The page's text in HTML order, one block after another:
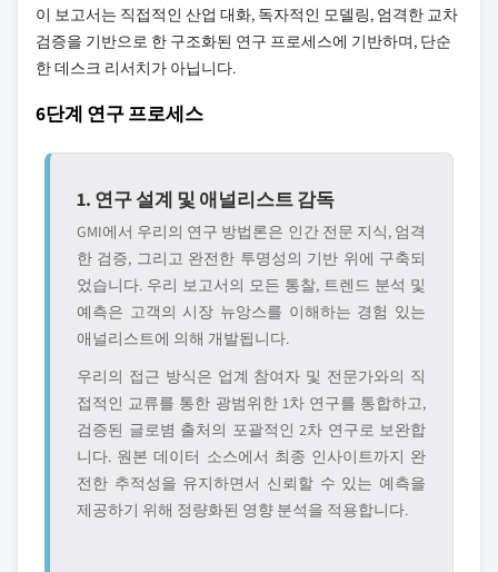
이 보고서는 직접적인 산업 대화, 독자적인 모델링, 엄격한 교차
검증을 기반으로 한 구조화된 연구 프로세스에 기반하며, 단순
한 데스크 리서치가 아닙니다.
6단계 연구 프로세스
1. 연구 설계 및 애널리스트 감독
GMI에서 우리의 연구 방법론은 인간 전문 지식, 엄격
한 검증, 그리고 완전한 투명성의 기반 위에 구축되
었습니다. 우리 보고서의 모든 통찰, 트렌드 분석 및
예측은 고객의 시장 뉴앙스를 이해하는 경험 있는
애널리스트에 의해 개발됩니다.
우리의 접근 방식은 업계 참여자 및 전문가와의 직
접적인 교류를 통한 광범위한 1차 연구를 통합하고,
검증된 글로볌 출처의 포괄적인 2차 연구로 보완합
니다. 원본 데이터 소스에서 최종 인사이트까지 완
전한 추적성을 유지하면서 신뢰할 수 있는 예측을
제공하기 위해 정량화된 영향 분석을 적용합니다.